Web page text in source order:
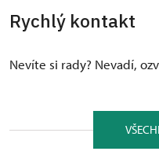
Rychlý kontakt
Nevíte si rady? Nevadí,